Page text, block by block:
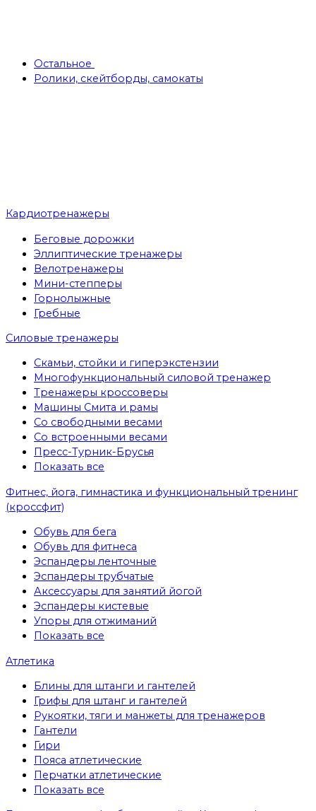
Остальное
Ролики, скейтборды, самокаты
Кардиотренажеры
Беговые дорожки
Эллиптические тренажеры
Велотренажеры
Мини-степперы
Горнолыжные
Гребные
Cиловые тренажеры
Скамьи, стойки и гиперэкстензии
Многофункциональный силовой тренажер
Тренажеры кроссоверы
Машины Смита и рамы
Со свободными весами
Со встроенными весами
Пресс-Турник-Брусья
Показать все
Фитнес, йога, гимнастика и функциональный тренинг
(кроссфит)
Обувь для бега
Обувь для фитнеса
Эспандеры ленточные
Эспандеры трубчатые
Аксессуары для занятий йогой
Эспандеры кистевые
Упоры для отжиманий
Показать все
Атлетика
Блины для штанги и гантелей
Грифы для штанг и гантелей
Рукоятки, тяги и манжеты для тренажеров
Гантели
Гири
Пояса атлетические
Перчатки атлетические
Показать все